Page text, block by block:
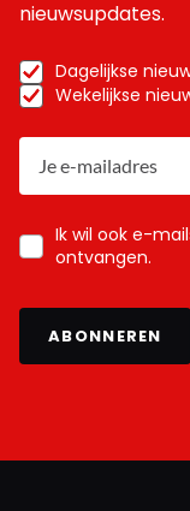
nieuwsupdates.
Dagelijkse
Wekelijkse
Ik wil ook e-
ontvangen.
ABONNEREN